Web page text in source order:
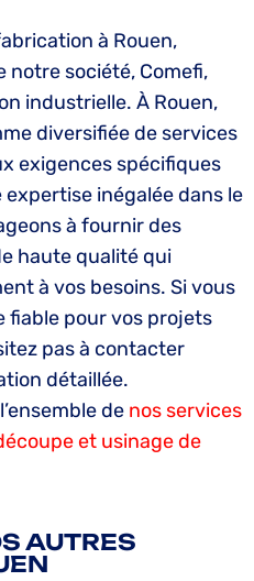
à Rouen,
notre société, Comefi,
industrielle. À Rouen,
diversifiée de services
exigences spécifiques
inégalée dans le
à fournir des
haute qualité qui
à vos besoins. Si vous
fiable pour vos projets
pas à contacter
détaillée.
de nos services
et usinage de
AUTRES